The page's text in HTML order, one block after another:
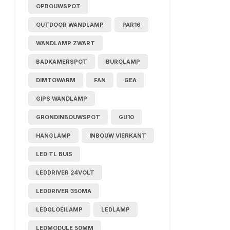
OPBOUWSPOT
OUTDOOR WANDLAMP PAR16
WANDLAMP ZWART
BADKAMERSPOT BUROLAMP
DIMTOWARM FAN GEA
GIPS WANDLAMP
GRONDINBOUWSPOT GU10
HANGLAMP INBOUW VIERKANT
LED TL BUIS
LEDDRIVER 24VOLT
LEDDRIVER 350MA
LEDGLOEILAMP LEDLAMP
LEDMODULE 50MM